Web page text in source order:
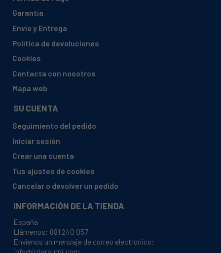
HOTPOINT, RSAAV22P.1.1 869991553650
IGNIS, TT 21 850335515000
IGNIS, TT21 AP (Q0912340000 850335515000)
INDESIT, TFAA 10 869990777720
INDESIT, TFAA 10 AQ777700000
INDESIT, TFAA 10 AQ777710000
Garantía
Envío y Entrega
Política de devoluciones
Cookies
Contacta con nosotros
Mapa web
SU CUENTA
Seguimiento del pedido
Iniciar sesión
Crear una cuenta
Tus ajustes de cookies
Cancelar o devolver un pedido
INFORMACIÓN DE LA TIENDA
España
Llámenos: 881 240 057
Envíenos un mensaje de correo electrónico: